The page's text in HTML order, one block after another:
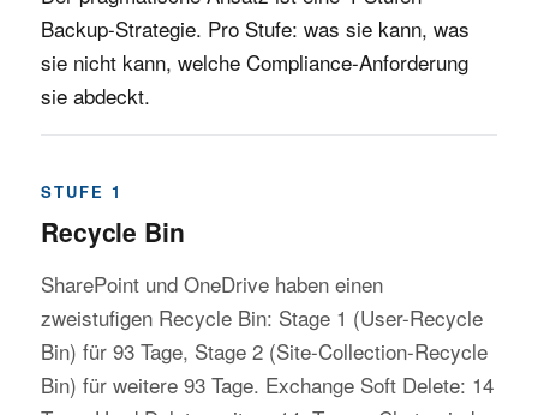
Backup-Strategie. Pro Stufe: was sie kann, was
sie nicht kann, welche Compliance-Anforderung
sie abdeckt.
STUFE 1
Recycle Bin
SharePoint und OneDrive haben einen
zweistufigen Recycle Bin: Stage 1 (User-Recycle
Bin) für 93 Tage, Stage 2 (Site-Collection-Recycle
Bin) für weitere 93 Tage. Exchange Soft Delete: 14